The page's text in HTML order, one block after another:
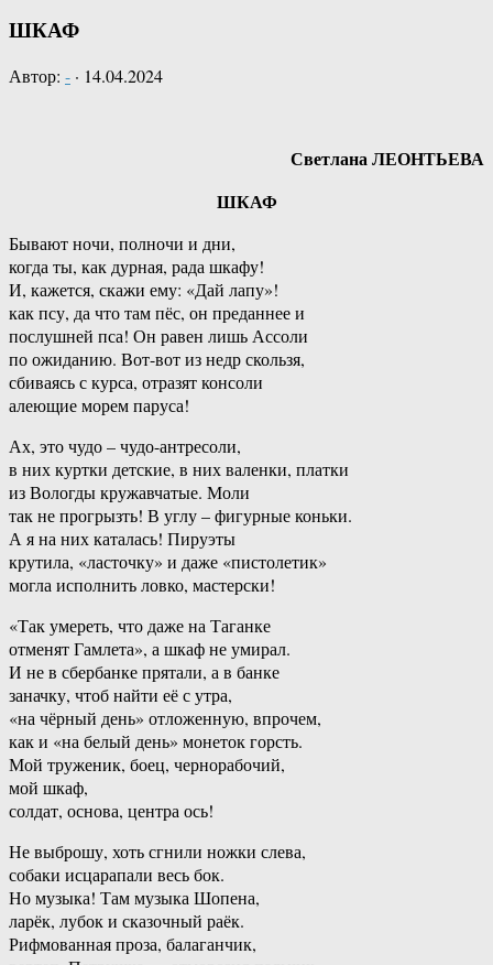
ШКАФ
Автор: - · 14.04.2024
Светлана ЛЕОНТЬЕВА
ШКАФ
Бывают ночи, полночи и дни,
когда ты, как дурная, рада шкафу!
И, кажется, скажи ему: «Дай лапу»!
как псу, да что там пёс, он преданнее и
послушней пса! Он равен лишь Ассоли
по ожиданию. Вот-вот из недр скользя,
сбиваясь с курса, отразят консоли
алеющие морем паруса!
Ах, это чудо – чудо-антресоли,
в них куртки детские, в них валенки, платки
из Вологды кружавчатые. Моли
так не прогрызть! В углу – фигурные коньки.
А я на них каталась! Пируэты
крутила, «ласточку» и даже «пистолетик»
могла исполнить ловко, мастерски!
«Так умереть, что даже на Таганке
отменят Гамлета», а шкаф не умирал.
И не в сбербанке прятали, а в банке
заначку, чтоб найти её с утра,
«на чёрный день» отложенную, впрочем,
как и «на белый день» монеток горсть.
Мой труженик, боец, чернорабочий,
мой шкаф,
солдат, основа, центра ось!
Не выброшу, хоть сгнили ножки слева,
собаки исцарапали весь бок.
Но музыка! Там музыка Шопена,
ларёк, лубок и сказочный раёк.
Рифмованная проза, балаганчик,